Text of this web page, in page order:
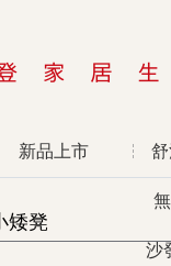
新品上市
沙
矮凳